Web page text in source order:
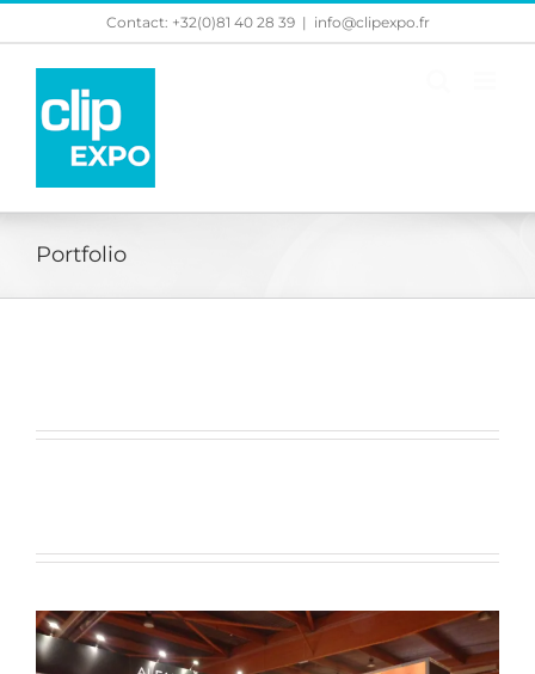
Skip
Contact: +32(0)81 40 28 39 | info@clipexpo.fr
Portfolio